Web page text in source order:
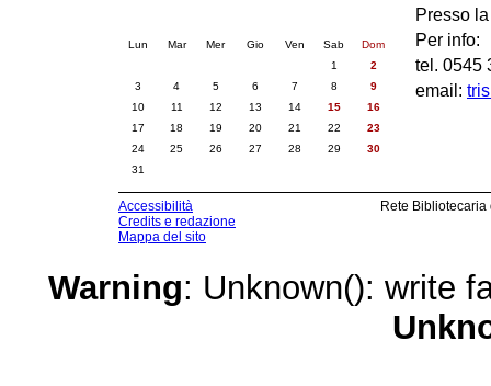
Presso
Per info:
tel. 0545
email:
Lun Mar Mer Gio Ven Sab
Dom
1
2
3
4 5 6 7 8
9
10
11 12 13 14 15
16
17
18 19 20 21 22
23
24
25 26 27 28 29
30
31
Accessibilità
Credits e redazione
Mappa del sito
Rete
Warning: Unknown(): write